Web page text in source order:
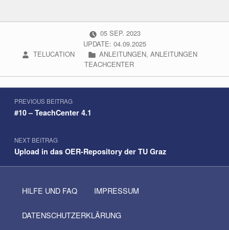
POSTED ON:
05 SEP. 2023
UPDATE: 04.09.2025
WRITTEN BY:
TELUCATION CATEGORIZED IN:
ANLEITUNGEN,ANLEITUNGEN
TEACHCENTER
Skip back to navigation
Beitragsnavigation
PREVIOUS BEITRAG
#10 – TeachCenter 4.1
NEXT BEITRAG
Upload in das OER-Repository der TU Graz
HILFE UND FAQ IMPRESSUM
DATENSCHUTZERKLÄRUNG